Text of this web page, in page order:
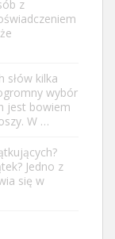
z
słów kilka
wybór
jest bowiem
W …
Jedno z
się w